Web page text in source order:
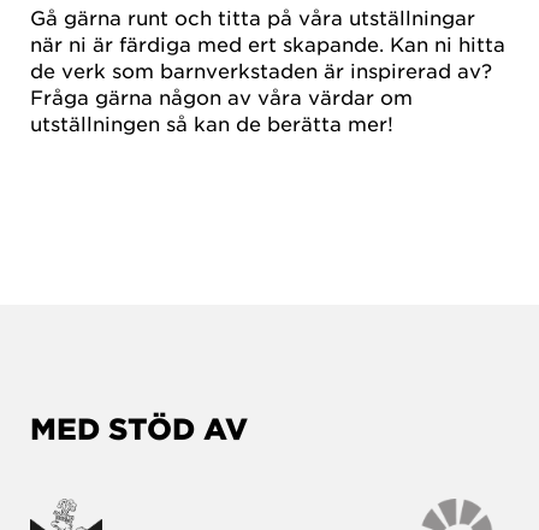
Gå gärna runt och titta på våra utställningar
när ni är färdiga med ert skapande. Kan ni hitta
de verk som barnverkstaden är inspirerad av?
Fråga gärna någon av våra värdar om
utställningen så kan de berätta mer!
MED STÖD AV